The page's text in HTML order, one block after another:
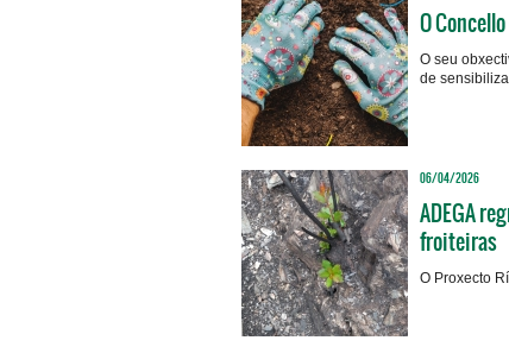
O
O seu
de
06/04/2026
ADEGA
froiteiras
O Proxecto